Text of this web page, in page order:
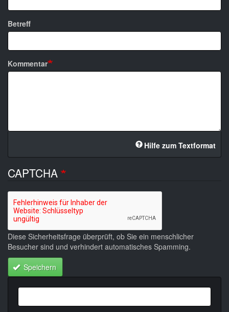
Betreff
Kommentar
Hilfe zum Textformat
CAPTCHA
Diese Sicherheitsfrage überprüft, ob Sie ein menschlicher
Besucher sind und verhindert automatisches Spamming.
Speichern